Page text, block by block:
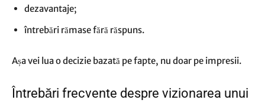
dezavantaje;
întrebări rămase fără răspuns.
Așa vei lua o decizie bazată pe fapte, nu doar pe impresii.
Întrebări frecvente despre vizionarea unui